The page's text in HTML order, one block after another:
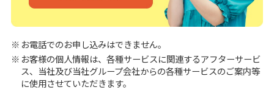
お電話でのお申し込みはできません。
お客様の個人情報は、各種サービスに関連するアフターサービ
ス、当社及び当社グループ会社からの各種サービスのご案内等
に使用させていただきます。